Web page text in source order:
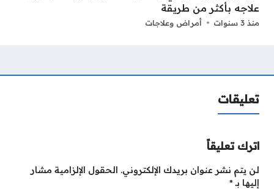
علاجه بأكثر من طريقة
منذ 3 سنوات أمراض وعلاجات
تعليقات
اترك تعليقاً
لن يتم نشر عنوان بريدك الإلكتروني. الحقول الإلزامية مشار
إليها بـ*